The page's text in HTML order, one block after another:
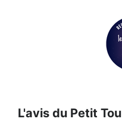
L'avis du Petit Tou